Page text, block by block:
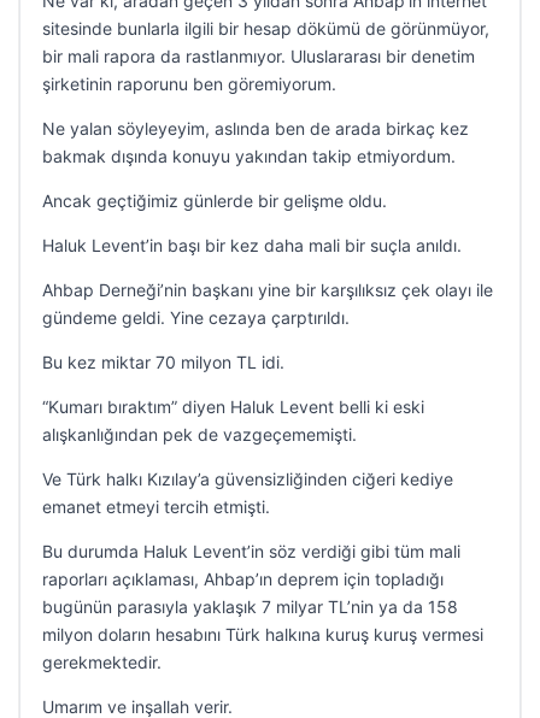
sitesinde bunlarla ilgili bir hesap dökümü de görünmüyor,
bir mali rapora da rastlanmıyor. Uluslararası bir denetim
şirketinin raporunu ben göremiyorum.
Ne yalan söyleyeyim, aslında ben de arada birkaç kez
bakmak dışında konuyu yakından takip etmiyordum.
Ancak geçtiğimiz günlerde bir gelişme oldu.
Haluk Levent’in başı bir kez daha mali bir suçla anıldı.
Ahbap Derneği’nin başkanı yine bir karşılıksız çek olayı ile
gündeme geldi. Yine cezaya çarptırıldı.
Bu kez miktar 70 milyon TL idi.
“Kumarı bıraktım” diyen Haluk Levent belli ki eski
alışkanlığından pek de vazgeçememişti.
Ve Türk halkı Kızılay’a güvensizliğinden ciğeri kediye
emanet etmeyi tercih etmişti.
Bu durumda Haluk Levent’in söz verdiği gibi tüm mali
raporları açıklaması, Ahbap’ın deprem için topladığı
bugünün parasıyla yaklaşık 7 milyar TL’nin ya da 158
milyon doların hesabını Türk halkına kuruş kuruş vermesi
gerekmektedir.
Umarım ve inşallah verir.